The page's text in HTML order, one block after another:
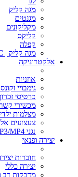
מגה קליק
מגנטים
מקליקונים
קליקס
קפלה
מגה קליק | MEGA CLIC
אלקטרוניקה
אוזניות
גימבויי
כרטיסי זכרון
מכשירי
מצלמות
צעצועים
נגני MP3/MP4 כשרים
יצירה ופנאי
חוברות
יצירה כללי
מדבקות רב